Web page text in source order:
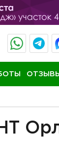
ОТЗЫВЫ